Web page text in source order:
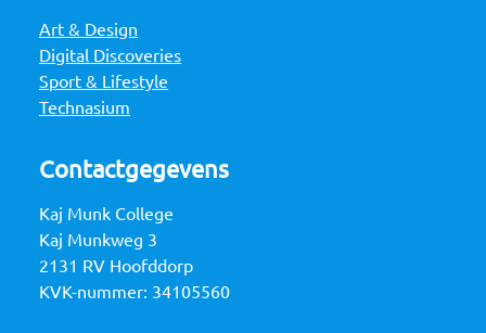
Art & Design
Digital Discoveries
Sport & Lifestyle
Technasium
Contactgegevens
Kaj Munk College
Kaj Munkweg 3
2131 RV Hoofddorp
KVK-nummer: 34105560